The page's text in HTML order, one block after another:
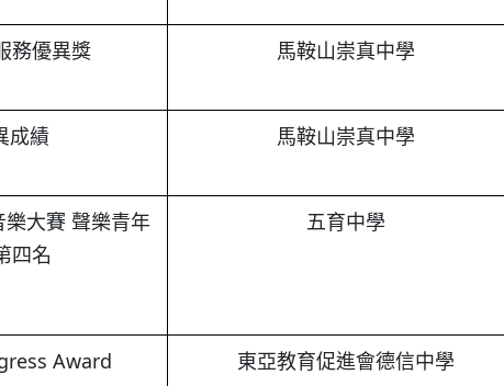
務優異獎 馬鞍山崇真中學
成績 馬鞍山崇真中學
大賽 聲樂青年
四名
五育中學
Award 東亞教育促進會德信中學